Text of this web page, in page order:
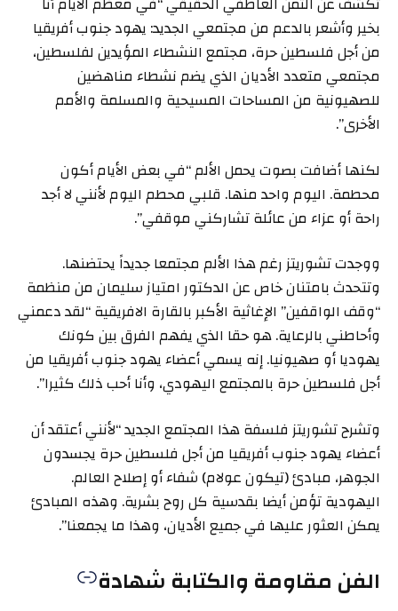
بخير وأشعر بالدعم من مجتمعي الجديد: يهود جنوب أفريقيا
من أجل فلسطين حرة، مجتمع النشطاء المؤيدين لفلسطين،
مجتمعي متعدد الأديان الذي يضم نشطاء مناهضين
للصهيونية من المساحات المسيحية والمسلمة والأمم
الأخرى”.
لكنها أضافت بصوت يحمل الألم “في بعض الأيام أكون
محطمة. اليوم واحد منها. قلبي محطم اليوم لأنني لا أجد
راحة أو عزاء من عائلة تشاركني موقفي”.
ووجدت تشوريتز رغم هذا الألم مجتمعا جديداً يحتضنها.
وتتحدث بامتنان خاص عن الدكتور امتياز سليمان من منظمة
“وقف الواقفين” الإغاثية الأكبر بالقارة الافريقية “لقد دعمني
وأحاطني بالرعاية. هو حقا الذي يفهم الفرق بين كونك
يهوديا أو صهيونيا. إنه يسمي أعضاء يهود جنوب أفريقيا من
أجل فلسطين حرة بالمجتمع اليهودي، وأنا أحب ذلك كثيرا”.
وتشرح تشوريتز فلسفة هذا المجتمع الجديد “لأنني أعتقد أن
أعضاء يهود جنوب أفريقيا من أجل فلسطين حرة يجسدون
الجوهر، مبادئ (تيكون عولام) شفاء أو إصلاح العالم.
اليهودية تؤمن أيضا بقدسية كل روح بشرية. وهذه المبادئ
يمكن العثور عليها في جميع الأديان، وهذا ما يجمعنا”.
الفن مقاومة والكتابة شهادة